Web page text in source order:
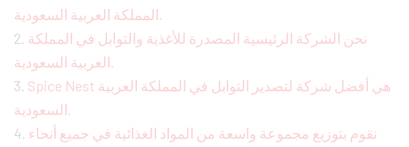
2. نحن الشركة الرئيسية المصدرة للأغذية والتوابل في المملكة
3. Spice Nest هي أفضل شركة لتصدير التوابل في المملكة العربية
4.